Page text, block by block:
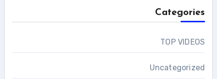
Categories
TOP VIDEOS
Uncategorized